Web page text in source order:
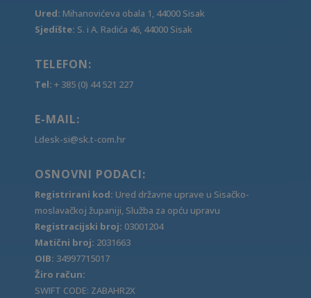
Ured: Mihanovićeva obala 1, 44000 Sisak
Sjedište: S. i A. Radića 46, 44000 Sisak
TELEFON:
Tel: + 385 (0) 44 521 227
E-MAIL:
Ldesk-si@sk.t-com.hr
OSNOVNI PODACI:
Registrirani kod: Ured državne uprave u Sisačko-
moslavačkoj županiji, Služba za opću upravu
Registracijski broj: 03001204
Matični broj: 2031663
OIB: 34997715017
Žiro račun:
SWIFT CODE: ZABAHR2X